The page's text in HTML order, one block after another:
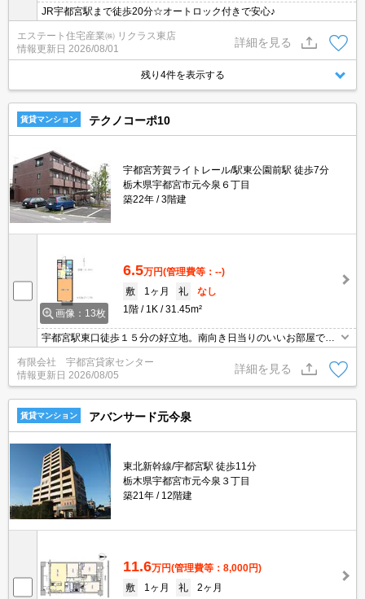
JR宇都宮駅まで徒歩20分☆オートロック付きで安心♪
エステート住宅産業㈱ リクラス東店
情報更新日 2026/08/01
詳細を見る
残り4件を表示する
賃貸マンション テクノコーポ10
宇都宮芳賀ライトレール/駅東公園前駅 徒歩7分
栃木県宇都宮市元今泉６丁目
築22年
3階建
画像：13枚
6.5万円(管理費等：--)
敷
1ヶ月 礼
なし
1階
1K 31.45m²
宇都宮駅東口徒歩１５分の好立地。南向き日当りのいいお部屋で
有限会社 宇都宮貸家センター
情報更新日 2026/08/05
詳細を見る
賃貸マンション アバンサード元今泉
東北新幹線/宇都宮駅 徒歩11分
栃木県宇都宮市元今泉３丁目
築21年
12階建
11.6万円(管理費等：8,000円)
敷
1ヶ月 礼
2ヶ月